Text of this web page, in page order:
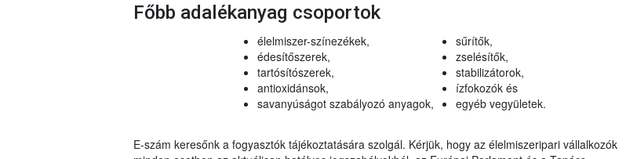
Főbb adalékanyag csoportok
élelmiszer-színezékek,
édesítőszerek,
tartósítószerek,
antioxidánsok,
savanyúságot szabályozó anyagok,
sűrítők,
zselésítők,
stabilizátorok,
ízfokozók és
egyéb vegyületek.
E-szám keresőnk a fogyasztók tájékoztatására szolgál. Kérjük, hogy az élelmiszeripari vállalkozók